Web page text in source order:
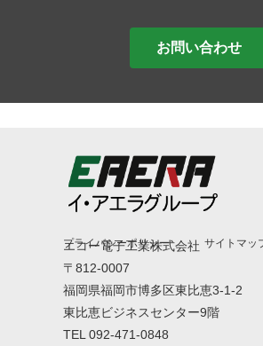
お問い合わせ
プライバシーポリシー サイトマッ
エコー電子工業株式会社
〒812-0007
福岡県福岡市博多区東比恵3-1-2
東比恵ビジネスセンター9階
TEL 092-471-0848